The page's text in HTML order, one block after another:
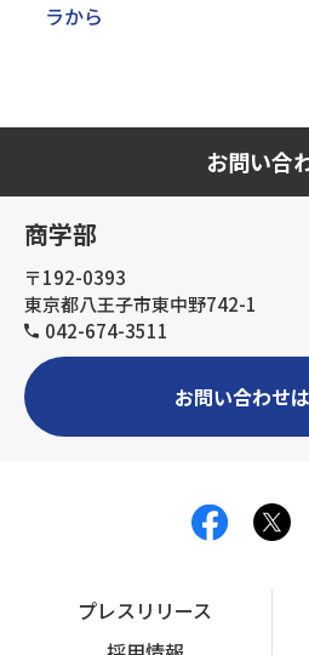
ラから
お問い合
商学部
〒192-0393
東京都八王子市東中野742-1
042-674-3511
お問い合わせ
プレスリリース